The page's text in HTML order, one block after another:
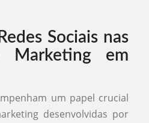
Sociais nas
Marketing em
um papel crucial
desenvolvidas por